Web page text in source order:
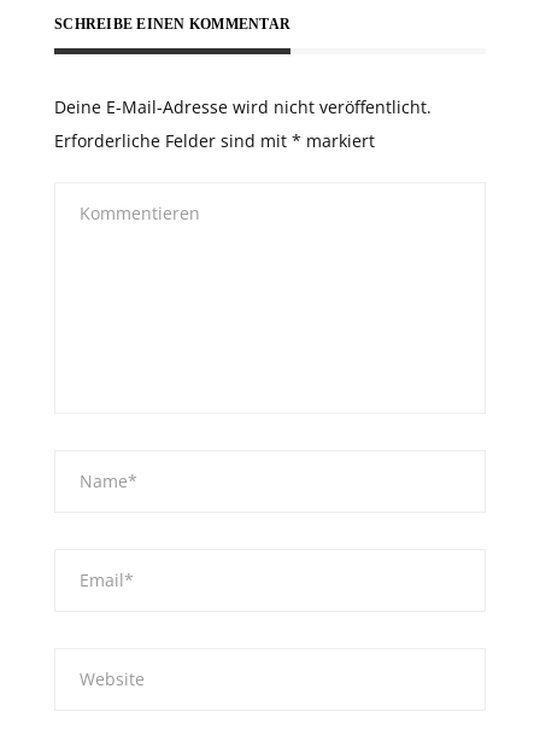
SCHREIBE EINEN KOMMENTAR
Deine E-Mail-Adresse wird nicht veröffentlicht.
Erforderliche Felder sind mit * markiert